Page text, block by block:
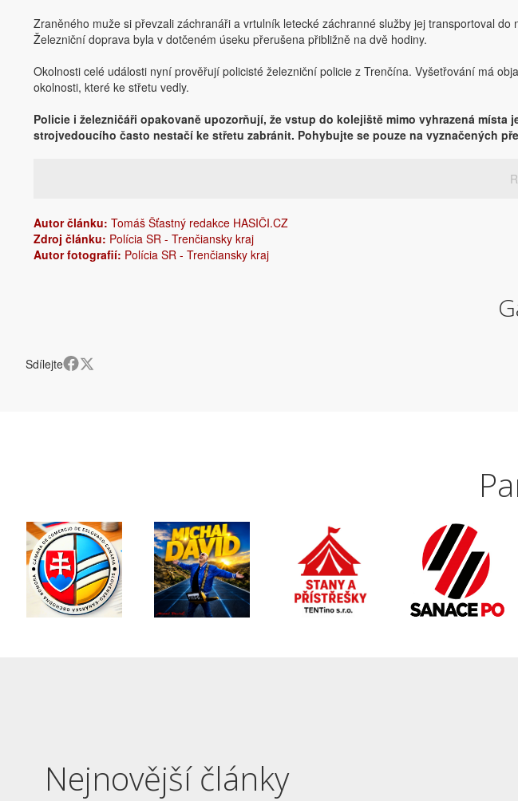
Zraněného muže si převzali záchranáři a vrtulník letecké záchranné služby jej transportoval do
Železniční doprava byla v dotčeném úseku přerušena přibližně na dvě hodiny.
Okolnosti celé události nyní prověřují policisté železniční policie z Trenčína. Vyšetřování má
okolnosti, které ke střetu vedly.
Policie i železničáři opakovaně upozorňují, že vstup do kolejiště mimo vyhrazená
strojvedoucího často nestačí ke střetu zabránit. Pohybujte se pouze na vyznačených
Autor článku: Tomáš Šťastný redakce HASIČI.CZ
Zdroj článku: Polícia SR - Trenčiansky kraj
Autor fotografií: Polícia SR - Trenčiansky kraj
Sdílejte
Nejnovější články